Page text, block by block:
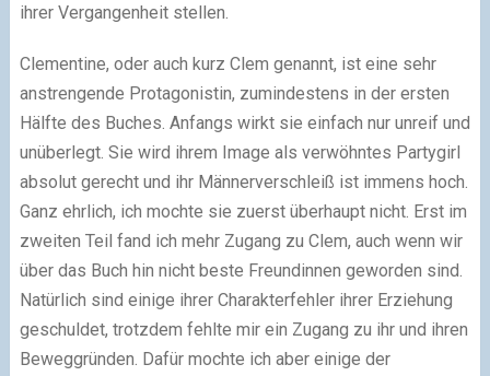
ihrer Vergangenheit stellen.
Clementine, oder auch kurz Clem genannt, ist eine sehr
anstrengende Protagonistin, zumindestens in der ersten
Hälfte des Buches. Anfangs wirkt sie einfach nur unreif und
unüberlegt. Sie wird ihrem Image als verwöhntes Partygirl
absolut gerecht und ihr Männerverschleiß ist immens hoch.
Ganz ehrlich, ich mochte sie zuerst überhaupt nicht. Erst im
zweiten Teil fand ich mehr Zugang zu Clem, auch wenn wir
über das Buch hin nicht beste Freundinnen geworden sind.
Natürlich sind einige ihrer Charakterfehler ihrer Erziehung
geschuldet, trotzdem fehlte mir ein Zugang zu ihr und ihren
Beweggründen. Dafür mochte ich aber einige der